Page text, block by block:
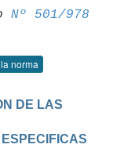
Nº 501/978
norma
DE LAS